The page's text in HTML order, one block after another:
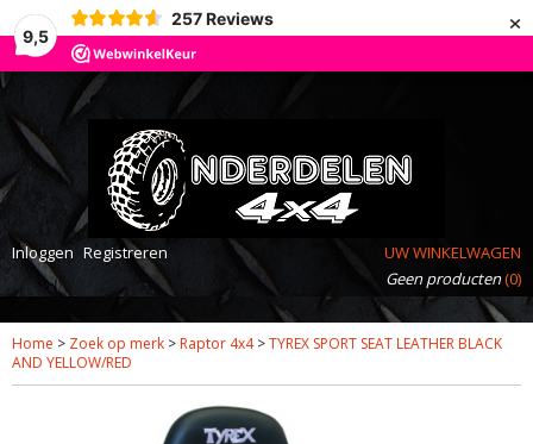
9,5
257 Reviews ×
Inloggen Registreren
UW WINKELWAGEN
Geen producten(0)
Home > Zoek op merk > Raptor 4x4>TYREX SPORT SEAT LEATHER BLACK
AND YELLOW/RED